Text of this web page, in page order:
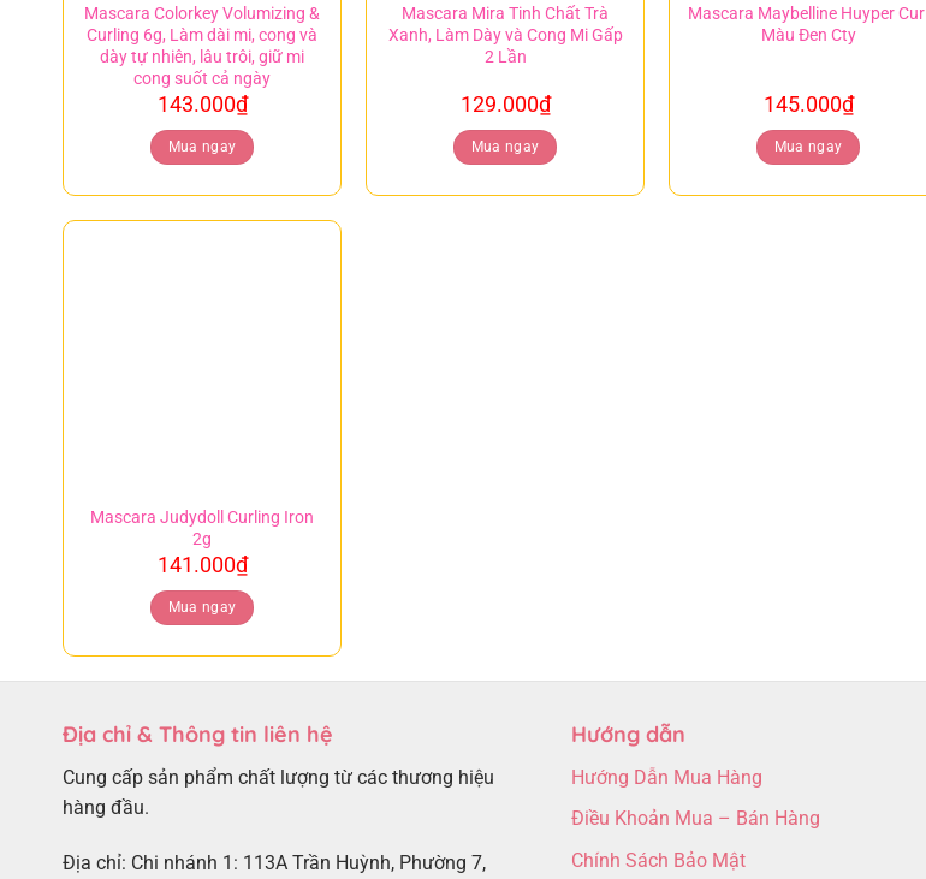
Mascara Colorkey Volumizing &
Curling 6g, Làm dài mi, cong và
dày tự nhiên, lâu trôi, giữ mi
cong suốt cả ngày
143.000₫
Mua ngay
Mascara Mira Tinh Chất Trà
Xanh, Làm Dày và Cong Mi Gấp
2 Lần
129.000₫
Mua ngay
Mascara Maybelline Huyper Curl
Màu Đen Cty
145.000₫
Mua ngay
Mascara Judydoll Curling Iron
2g
141.000₫
Mua ngay
Địa chỉ & Thông tin liên hệ
Cung cấp sản phẩm chất lượng từ các thương hiệu
hàng đầu.
Địa chỉ: Chi nhánh 1: 113A Trần Huỳnh, Phường 7,
Hướng dẫn
Hướng Dẫn Mua Hàng
Điều Khoản Mua – Bán Hàng
Chính Sách Bảo Mật